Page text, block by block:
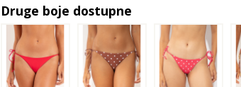
Druge boje dostupne